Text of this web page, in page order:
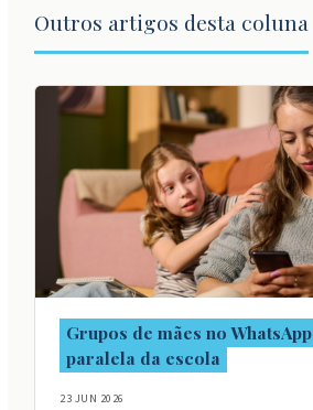
Outros artigos desta coluna
Grupos de mães no
paralela da escola
23 JUN 2026